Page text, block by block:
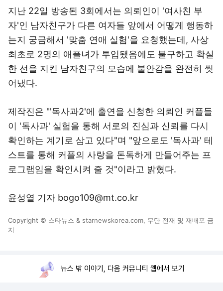
지난 22일 방송된 3회에서는 의뢰인이 '여사친 부
자'인 남자친구가 다른 여자들 앞에서 어떻게 행동하
는지 궁금해서 '맞춤 연애 실험'을 요청했는데, 사상
최초로 2명의 애플녀가 투입됐음에도 불구하고 확실
한 선을 지킨 남자친구의 모습에 불안감을 완전히 씻
어냈다.
제작진은 "'독사과2'에 출연을 신청한 의뢰인 커플들
이 '독사과' 실험을 통해 서로의 진심과 신뢰를 다시
확인하는 계기로 삼고 있다"며 "앞으로도 '독사과' 테
스트를 통해 커플의 사랑을 돈독하게 만들어주는 프
로그램임을 확인시켜 줄 것"이라고 밝혔다.
윤성열 기자 bogo109@mt.co.kr
Copyright © 스타뉴스 & starnewskorea.com, 무단 전재 및 재배포 금
지
뉴스 밖 이야기, 다음 커뮤니티 웹에서 보기